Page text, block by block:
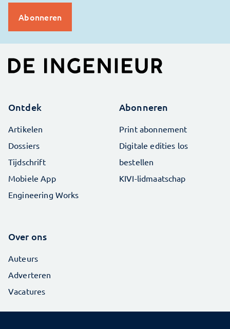
Ontdek
Artikelen
Dossiers
Tijdschrift
Mobiele App
Engineering Works
Abonneren
Print abonnement
Digitale edities los
bestellen
KIVI-lidmaatschap
Over ons
Auteurs
Adverteren
Vacatures